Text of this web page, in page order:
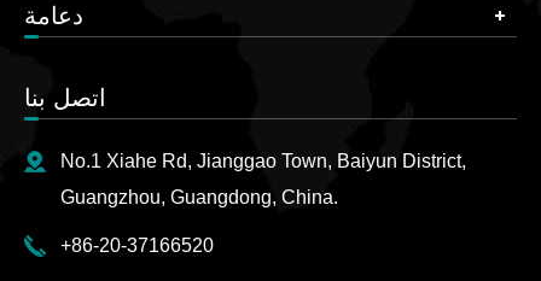
دعامة
اتصل بنا
No.1 Xiahe Rd, Jianggao Town, Baiyun District,
Guangzhou, Guangdong, China.
+86-20-37166520